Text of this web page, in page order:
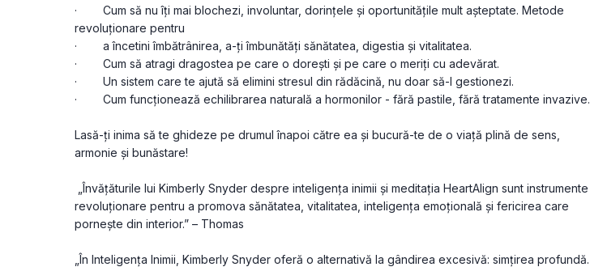
·        Cum să nu îți mai blochezi, involuntar, dorinţele şi oportunităţile mult aşteptate. Metode
revoluţionare pentru
·        a încetini îmbătrânirea, a-ţi îmbunătăți sănătatea, digestia şi vitalitatea.
·        Cum să atragi dragostea pe care o doreşti şi pe care o meriți cu adevărat.
·        Un sistem care te ajută să elimini stresul din rădăcină, nu doar să-l gestionezi.
·        Cum funcţionează echilibrarea naturală a hormonilor - fără pastile, fără tratamente invazive.
Lasă-ţi inima să te ghideze pe drumul înapoi către ea şi bucură-te de o viaţă plină de sens,
armonie şi bunăstare!
„Învățăturile lui Kimberly Snyder despre inteligența inimii și meditația HeartAlign sunt instrumente
revoluționare pentru a promova sănătatea, vitalitatea, inteligența emoțională și fericirea care
pornește din interior.” ​– Thomas
„În Inteligența Inimii, Kimberly Snyder oferă o alternativă la gândirea excesivă: simțirea profundă.